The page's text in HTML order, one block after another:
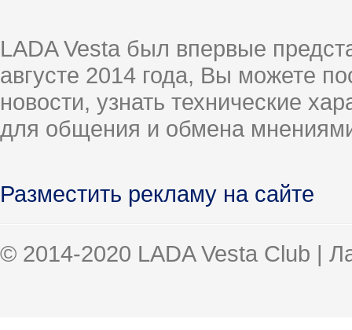
LADA Vesta был впервые
августе 2014 года, Вы можете
новости, узнать технические
для общения и обмена
Разместить рекламу на сайте
© 2014-2020 LADA Vesta Club |